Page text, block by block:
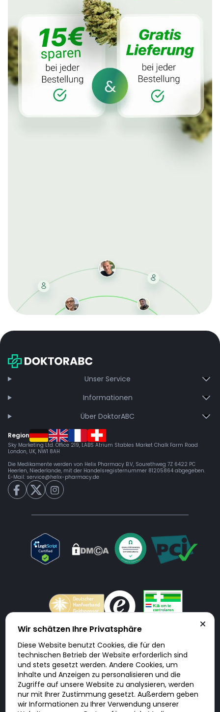
bei jeder Bestellung, erhalten schnelle Lieferung und
Unser Service
Informationen
Über DoktorABC
Region
Sky Marketing Ltd. Office 219, LABS Atrium Stables Market Chalk Farm Road
London, UK, NW1 8AH
Die Medikamente werden von Helix Pharmacy B.V, Sourethweg 7Z 6422 PC
Heerlen, Niederlande, mit der Handelsregisternummer 81205864 abgegeben.
E-Mail: service@helix-pharmacy.de
Doktorabc.com ist eine Vermittlungsplattform. Doktorabc ist ausdrücklich
keine Internetapotheke. Doktorabc bietet keine Medikamente oder
sonstige Produkte an oder liefert diese. Jegliche Informationen zu
Produkten, Medikamenten und Preisen auf der Internetseite beinhalten
kein Angebot von Doktorabc an Sie. Für die Einhaltung der in Ihrem Land
geltenden Gesetze und sonstigen Rechtsvorschriften sind Sie als Nutzer
selbst verantwortlich. Die Nutzung unseres Services auf Doktorabc durch
Sie erfolgt auf eigenes Risiko und in eigener Verantwortung. Sie erklären,
diese Internetseite aus eigener Initiative zu besuchen und zu nutzen.
Wir schätzen Ihre Privatsphäre
Diese Website benutzt Cookies, die für den
technischen Betrieb der Website erforderlich sind
und stets gesetzt werden. Andere Cookies, um
Inhalte und Anzeigen zu personalisieren und die
Zugriffe auf unsere Website zu analysieren, werden
nur mit Ihrer Zustimmung gesetzt. Außerdem geben
wir Informationen zu Ihrer Verwendung unserer